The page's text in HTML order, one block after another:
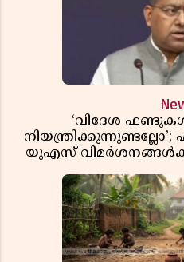
‘വിദേശ
യുഎസ് വിമർശനങ്ങൾക്ക്